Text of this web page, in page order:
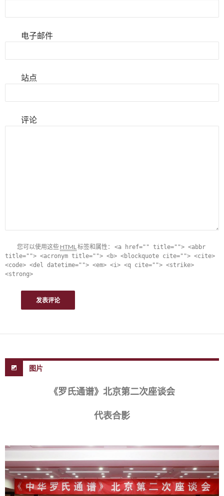
电子邮件
站点
评论
您可以使用这些 HTML标签和属性： <a href="" title=""> <abbr
title=""> <acronym title=""> <b> <blockquote cite=""> <cite>
<code> <del datetime=""> <em> <i> <q cite=""> <strike>
<strong>
图片
《罗氏通谱》北京第二次座谈会
代表合影